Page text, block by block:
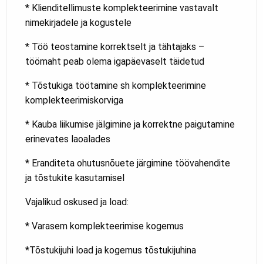
* Klienditellimuste komplekteerimine vastavalt
nimekirjadele ja kogustele
* Töö teostamine korrektselt ja tähtajaks –
töömaht peab olema igapäevaselt täidetud
* Tõstukiga töötamine sh komplekteerimine
komplekteerimiskorviga
* Kauba liikumise jälgimine ja korrektne paigutamine
erinevates laoalades
* Eranditeta ohutusnõuete järgimine töövahendite
ja tõstukite kasutamisel
Vajalikud oskused ja load:
* Varasem komplekteerimise kogemus
*Tõstukijuhi load ja kogemus tõstukijuhina